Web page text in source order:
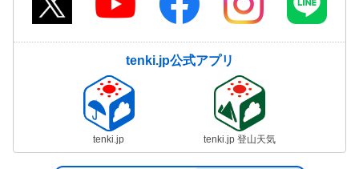
tenki.jp公式アプリ
tenki.jp tenki.jp 登山天気